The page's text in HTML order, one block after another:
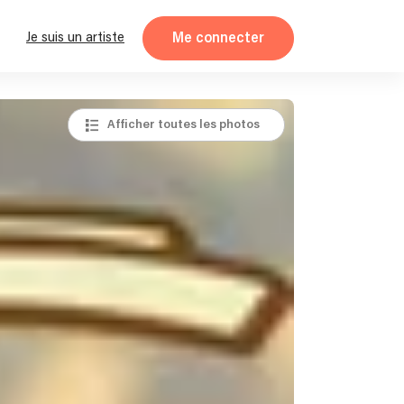
Je suis un artiste Me connecter
Afficher toutes les photos